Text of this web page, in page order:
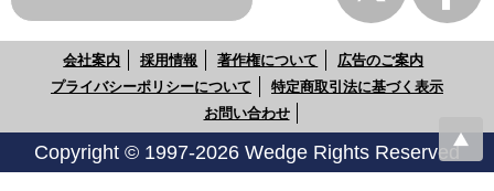
会社案内 採用情報 著作権について
広告のご案内
プライバシーポリシーについて
特定商取引法に基づく表示
お問い合わせ
Copyright © 1997-2026 Wedge Rights Reserved